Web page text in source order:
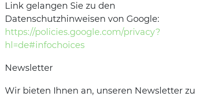
Link gelangen Sie zu den
Datenschutzhinweisen von Google:
https://policies.google.com/privacy?
hl=de#infochoices
Newsletter
Wir bieten Ihnen an, unseren Newsletter zu